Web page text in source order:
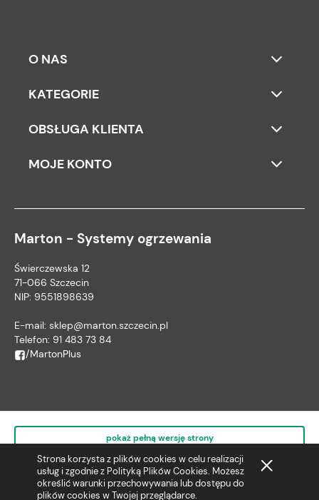
Strona korzysta z plików cookies w celu realizacji
usług i zgodnie z Polityką Plików Cookies. Możesz
określić warunki przechowywania lub dostępu do
plików cookies w Twojej przeglądarce.
O NAS
KATEGORIE
OBSŁUGA KLIENTA
MOJE KONTO
Marton - Systemy ogrzewania
Świerczewska 12
71-066 Szczecin
NIP: 9551898639
E-mail: sklep@marton.szczecin.pl
Telefon: 91 483 73 84
/MartonPlus
pokaż pełną wersję strony
Sklep internetowy Shoper.pl